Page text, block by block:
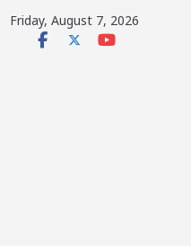
Friday, August 7, 2026